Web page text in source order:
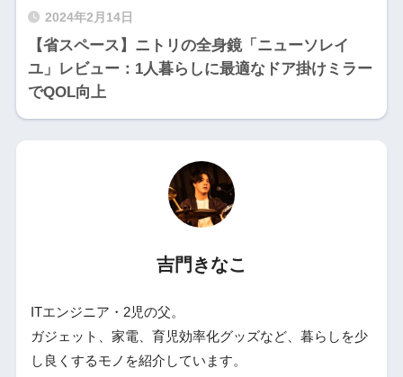
2024年2月14日
【省スペース】ニトリの全身鏡「ニューソレイ
ユ」レビュー：1人暮らしに最適なドア掛けミラー
でQOL向上
吉門きなこ
ITエンジニア・2児の父。
ガジェット、家電、育児効率化グッズなど、暮らしを少
し良くするモノを紹介しています。